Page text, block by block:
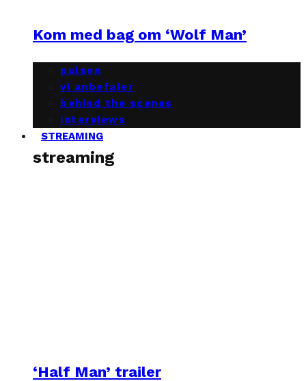
Kom med bag om ‘Wolf Man’
pulsen
vi anbefaler
behind the scenes
interviews
STREAMING
streaming
‘Half Man’ trailer